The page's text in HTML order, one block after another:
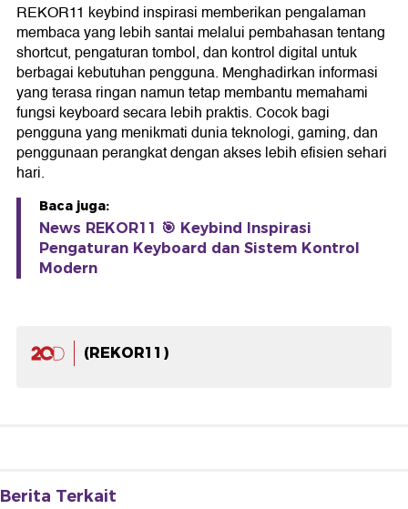
REKOR11 keybind inspirasi memberikan pengalaman
membaca yang lebih santai melalui pembahasan tentang
shortcut, pengaturan tombol, dan kontrol digital untuk
berbagai kebutuhan pengguna. Menghadirkan informasi
yang terasa ringan namun tetap membantu memahami
fungsi keyboard secara lebih praktis. Cocok bagi
pengguna yang menikmati dunia teknologi, gaming, dan
penggunaan perangkat dengan akses lebih efisien sehari
hari.
Baca juga:
News REKOR11 🎯 Keybind Inspirasi
Pengaturan Keyboard dan Sistem Kontrol
Modern
(REKOR11)
Berita Terkait